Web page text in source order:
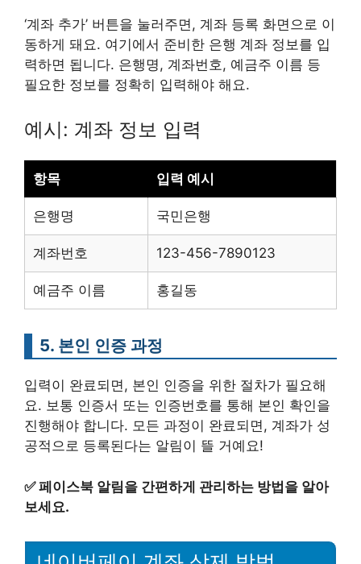
‘계좌 추가’ 버튼을 눌러주면, 계좌 등록 화면으로 이
동하게 돼요. 여기에서 준비한 은행 계좌 정보를 입
력하면 됩니다. 은행명, 계좌번호, 예금주 이름 등
필요한 정보를 정확히 입력해야 해요.
예시: 계좌 정보 입력
항목 입력 예시
은행명 국민은행
계좌번호 123-456-7890123
예금주 이름 홍길동
5. 본인 인증 과정
입력이 완료되면, 본인 인증을 위한 절차가 필요해
요. 보통 인증서 또는 인증번호를 통해 본인 확인을
진행해야 합니다. 모든 과정이 완료되면, 계좌가 성
공적으로 등록된다는 알림이 뜰 거예요!
✅페이스북 알림을 간편하게 관리하는 방법을 알아
보세요.